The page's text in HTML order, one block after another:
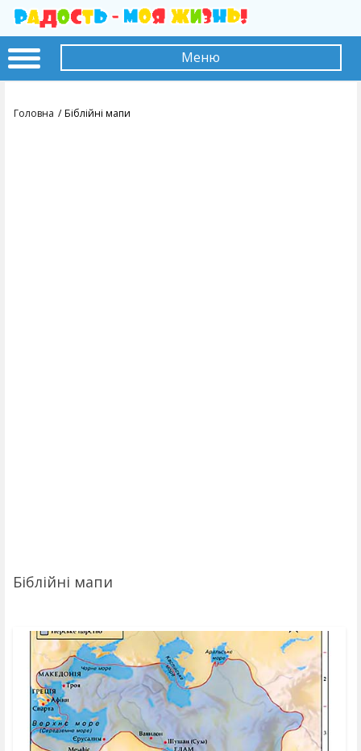
Меню
Головна Біблійні мапи
Біблійні мапи